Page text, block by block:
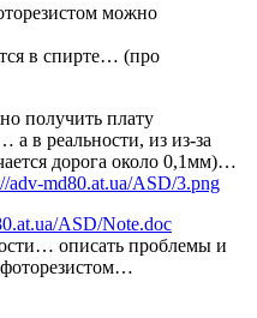
можно
в спирте… (про
получить плату
а в реальности, из из-за
дорога около 0,1мм)…
adv-md80.at.ua/ASD/3.png
ASD/Note.doc
описать проблемы и